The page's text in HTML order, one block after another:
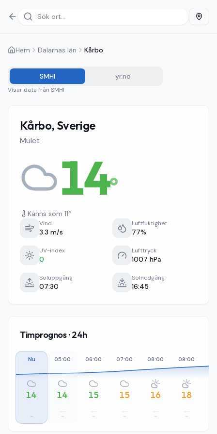
Hem Dalarnas län Kårbo
SMHI yr.no
Visar data från SMHI
Kårbo, Sverige
Mulet
14°
Känns som 11°
Vind
3.3 m/s
Luftfuktighet
77%
UV-index
0
Lufttryck
1007 hPa
Soluppgång
07:30
Solnedgång
16:45
Timprognos · 24h
Nu
14
–
05:00
14
–
06:00
15
–
07:00
15
–
08:00
16
–
09:00
18
–